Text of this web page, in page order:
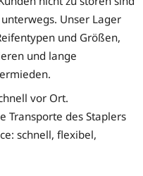
Unser Lager
und Größen,
und lange
vor Ort.
Transporte des Staplers
schnell, flexibel,